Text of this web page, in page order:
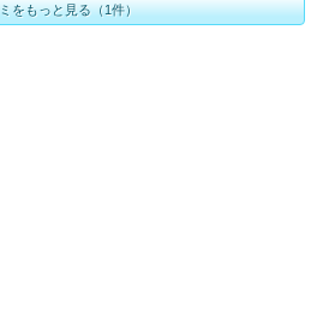
をもっと見る（1件）